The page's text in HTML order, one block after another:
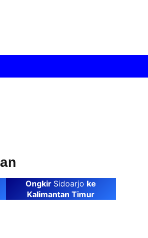
Ongkir Sidoarjo ke
Kalimantan Timur